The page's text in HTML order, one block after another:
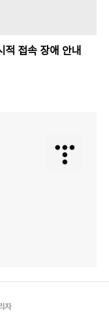
접속 장애 안내
자